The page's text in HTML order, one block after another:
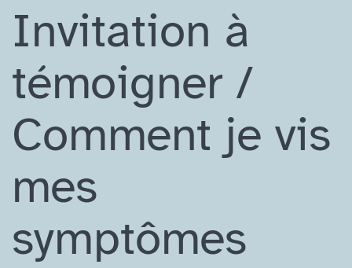
Invitation à
témoigner /​
Comment je vis
mes
symptômes